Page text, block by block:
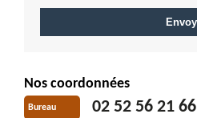
Nos coordonnées
Bureau 02 52 56 21 66